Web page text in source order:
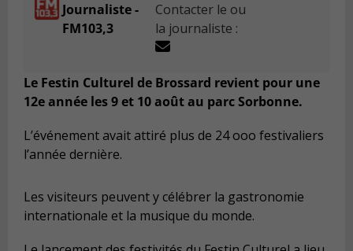
Journaliste -
FM103,3
Contacter le ou
la journaliste :
Le Festin Culturel de Brossard revient pour une
12e année les 9 et 10 août au parc Sorbonne.
L’événement avait attiré plus de 24 ooo festivaliers
l’année dernière.
Les visiteurs peuvent y célébrer la gastronomie
internationale et la musique du monde.